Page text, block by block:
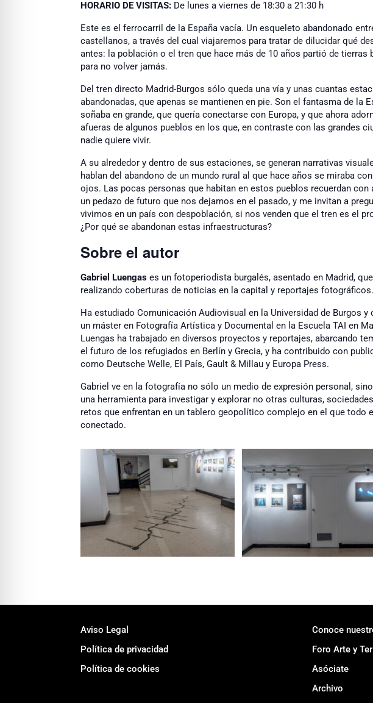
HORARIO DE VISITAS: De lunes a viernes de 18:30 a 21:30 h
Este es el ferrocarril de la España vacía. Un esqueleto abandonado
castellanos, a través del cual viajaremos para tratar de dilucidar qué
antes: la población o el tren que hace más de 10 años partió de tierras
para no volver jamás.
Del tren directo Madrid-Burgos sólo queda una vía y unas cuantas
abandonadas, que apenas se mantienen en pie. Son el fantasma de la
soñaba en grande, que quería conectarse con Europa, y que ahora
afueras de algunos pueblos en los que, en contraste con las grandes
nadie quiere vivir.
A su alrededor y dentro de sus estaciones, se generan narrativas
hablan del abandono de un mundo rural al que hace años se miraba
ojos. Las pocas personas que habitan en estos pueblos recuerdan con
un pedazo de futuro que nos dejamos en el pasado, y me invitan a
vivimos en un país con despoblación, si nos venden que el tren es el
¿Por qué se abandonan estas infraestructuras?
Sobre el autor
Gabriel Luengas es un fotoperiodista burgalés, asentado en Madrid,
realizando coberturas de noticias en la capital y reportajes fotográficos.
Ha estudiado Comunicación Audiovisual en la Universidad de Burgos y
un máster en Fotografía Artística y Documental en la Escuela TAI en
Luengas ha trabajado en diversos proyectos y reportajes, abarcando
el futuro de los refugiados en Berlín y Grecia, y ha contribuido con
como Deutsche Welle, El País, Gault & Millau y Europa Press.
Gabriel ve en la fotografía no sólo un medio de expresión personal,
una herramienta para investigar y explorar no otras culturas,
retos que enfrentan en un tablero geopolítico complejo en el que todo
conectado.
Aviso Legal
Política de privacidad
Política de cookies
Conoce
Foro Arte y
Asóciate
Archivo